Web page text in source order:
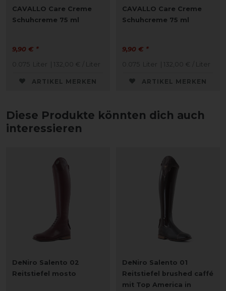
CAVALLO Care Creme
Schuhcreme 75 ml
9,90 € *
0.075 Liter | 132,00 € / Liter
ARTIKEL MERKEN
CAVALLO Care Creme
Schuhcreme 75 ml
9,90 € *
0.075 Liter | 132,00 € / Liter
ARTIKEL MERKEN
Diese Produkte könnten dich auch
interessieren
DeNiro Salento 02
Reitstiefel mosto
DeNiro Salento 01
Reitstiefel brushed caffé
mit Top America in